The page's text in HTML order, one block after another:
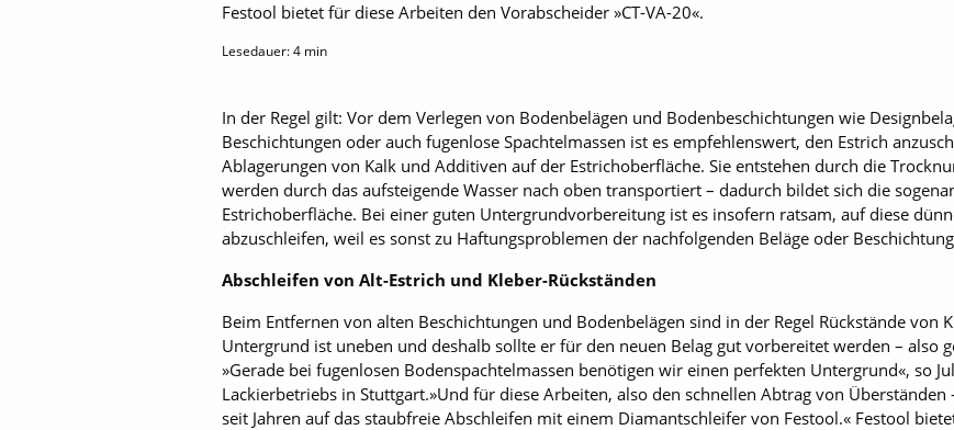
Festool bietet für diese Arbeiten den Vorabscheider »CT-VA-20«.
Lesedauer:4 min
In der Regel gilt: Vor dem Verlegen von Bodenbelägen und Bodenbeschichtungen wie
Beschichtungen oder auch fugenlose Spachtelmassen ist es empfehlenswert, den Estrich
Ablagerungen von Kalk und Additiven auf der Estrichoberfläche. Sie entstehen durch die
werden durch das aufsteigende Wasser nach oben transportiert – dadurch bildet sich die
Estrichoberfläche. Bei einer guten Untergrundvorbereitung ist es insofern ratsam, auf diese
abzuschleifen, weil es sonst zu Haftungsproblemen der nachfolgenden Beläge oder
Abschleifen von Alt-Estrich und Kleber-Rückständen
Beim Entfernen von alten Beschichtungen und Bodenbelägen sind in der Regel Rückstände von
Untergrund ist uneben und deshalb sollte er für den neuen Belag gut vorbereitet werden – also
»Gerade bei fugenlosen Bodenspachtelmassen benötigen wir einen perfekten Untergrund«, so
Lackierbetriebs in Stuttgart.»Und für diese Arbeiten, also den schnellen Abtrag von
seit Jahren auf das staubfreie Abschleifen mit einem Diamantschleifer von Festool.« Festool